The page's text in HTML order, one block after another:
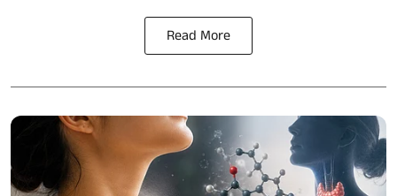
Read More